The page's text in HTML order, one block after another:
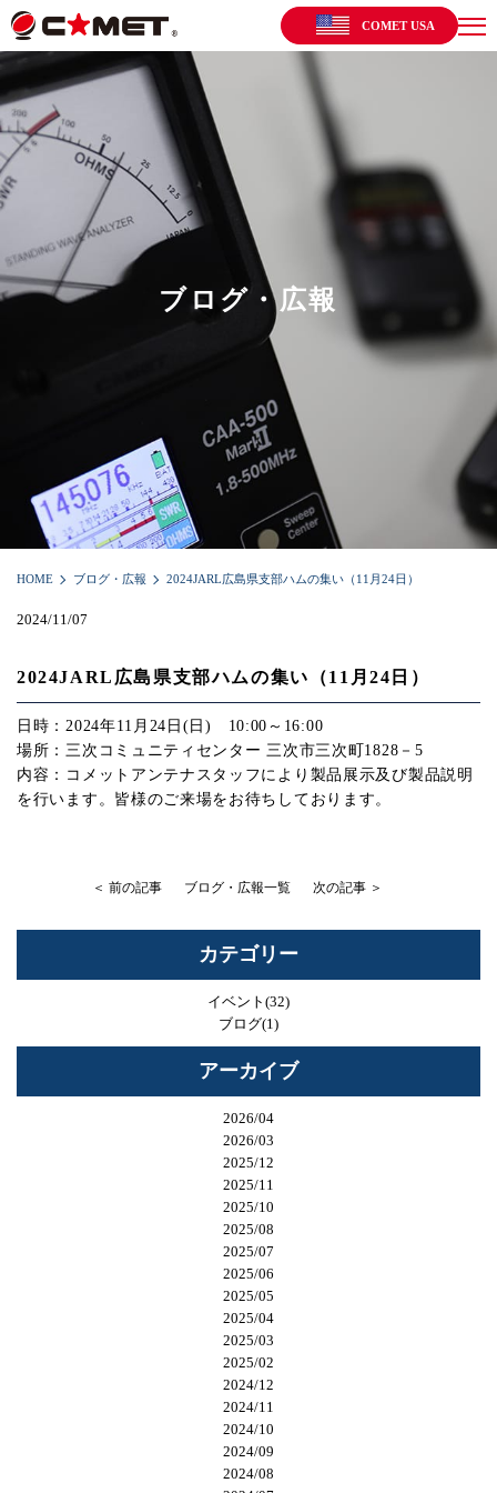
COMET USA
ブログ・広報
HOME ブログ・広報 2024JARL広島県支部ハムの集い（11月24日）
2024/11/07
2024JARL広島県支部ハムの集い（11月24日）
日時：2024年11月24日(日) 10:00～16:00
場所：三次コミュニティセンター 三次市三次町1828－5
内容：コメットアンテナスタッフにより製品展示及び製品説明
を行います。皆様のご来場をお待ちしております。
＜ 前の記事 ブログ・広報一覧 次の記事 ＞
カテゴリー
イベント(32)
ブログ(1)
アーカイブ
2026/04
2026/03
2025/12
2025/11
2025/10
2025/08
2025/07
2025/06
2025/05
2025/04
2025/03
2025/02
2024/12
2024/11
2024/10
2024/09
2024/08